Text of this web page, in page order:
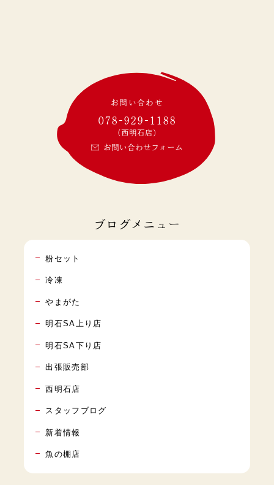
お問い合わせ
078-929-1188
(西明石店)
お問い合わせフォーム
ブログメニュー
粉セット
冷凍
やまがた
明石SA上り店
明石SA下り店
出張販売部
西明石店
スタッフブログ
新着情報
魚の棚店